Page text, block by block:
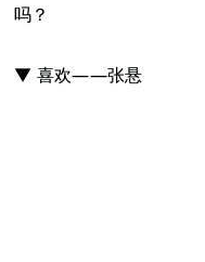
吗？
▼ 喜欢——张悬